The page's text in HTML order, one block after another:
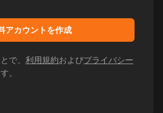
アカウントを作成
で、 利用規約およびプライバシー
。